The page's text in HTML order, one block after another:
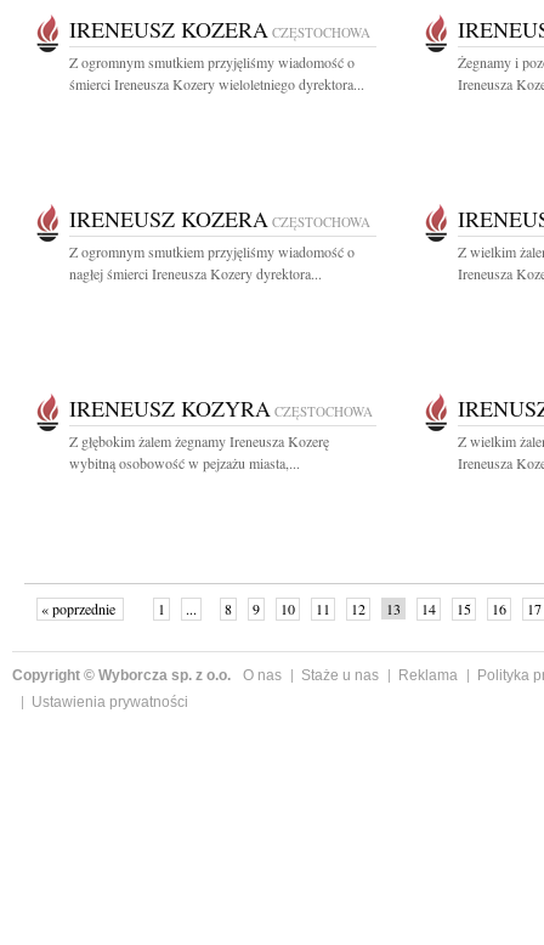
IRENEUSZ KOZERA CZĘSTOCHOWA
Z ogromnym smutkiem przyjęliśmy wiadomość o
śmierci Ireneusza Kozery wieloletniego dyrektora...
Żegnamy i
Ireneusza
IRENEUSZ KOZERA CZĘSTOCHOWA
Z ogromnym smutkiem przyjęliśmy wiadomość o
nagłej śmierci Ireneusza Kozery dyrektora...
Z wielkim
Ireneusza
IRENEUSZ KOZYRA CZĘSTOCHOWA
Z głębokim żalem żegnamy Ireneusza Kozerę
wybitną osobowość w pejzażu miasta,...
Z wielkim
Ireneusza
« poprzednie 1 ... 8 9 10 11 12 13 14 15 16 17
Copyright © Wyborcza sp. z o.o. O nas Staże u nas Reklama
Polityka
Ustawienia prywatności